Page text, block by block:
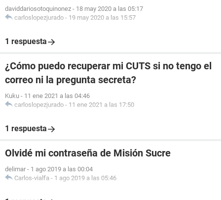
daviddariosotoquinonez - 18 may 2020 a las 05:17
carloslopezjurado - 19 may 2020 a las 15:57
1 respuesta
¿Cómo puedo recuperar mi CUTS si no tengo el
correo ni la pregunta secreta?
Kuku - 11 ene 2021 a las 04:46
carloslopezjurado - 11 ene 2021 a las 17:50
1 respuesta
Olvidé mi contraseña de Misión Sucre
delimar - 1 ago 2019 a las 00:04
Carlos-vialfa - 1 ago 2019 a las 05:46